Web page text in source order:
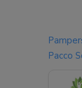
Pacco